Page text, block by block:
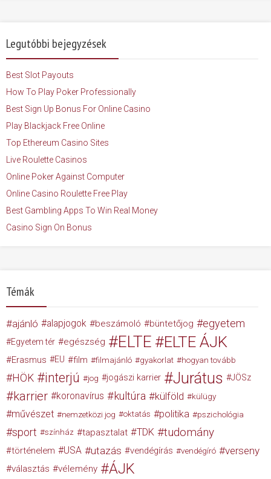
Legutóbbi bejegyzések
Best Slot Payouts
How To Play Poker Professionally
Best Sign Up Bonus For Online Casino
Play Blackjack Free Online
Top Ethereum Casino Sites
Live Roulette Casinos
Online Poker Against Computer
Online Casino Roulette Free Play
Best Gambling Apps To Win Real Money
Casino Sign On Bonus
Témák
ajánló alapjogok beszámoló büntetőjog egyetem
Egyetem tér egészség ELTE ELTE ÁJK
Erasmus EU film filmajánló gyakorlat hogyan tovább
HÖK interjú jog jogászi karrier Jurátus JÖSz
karrier koronavírus kultúra külföld külügy
művészet nemzetközi jog oktatás politika pszichológia
sport színház tapasztalat TDK tudomány
történelem USA utazás vendégírás vendégíró verseny
választás vélemény ÁJK